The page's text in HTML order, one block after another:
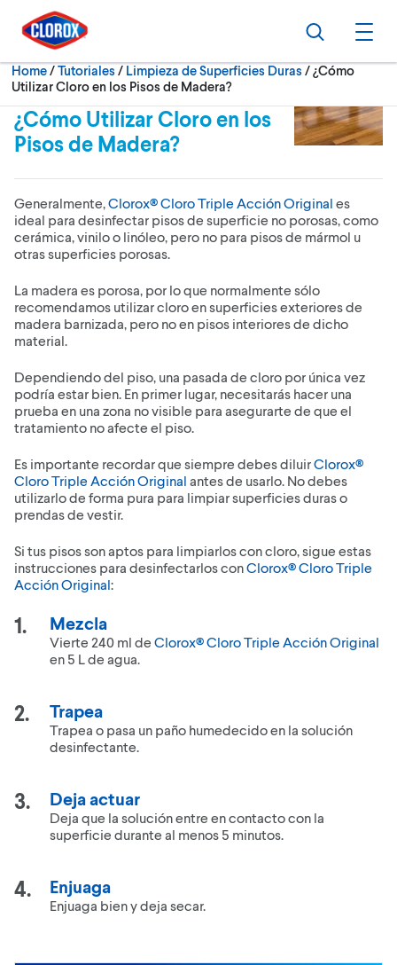
Skip to main navigation
Skip to content
Skip to footer
Search
Home/Tutoriales Limpieza de Superficies Duras Current:
¿Cómo
Utilizar Cloro en los Pisos de Madera?
¿Cómo Utilizar Cloro en los
Pisos de Madera?
Generalmente,Clorox® Cloro Triple Acción Original es
ideal para desinfectar pisos de superficie no porosas, como
cerámica, vinilo o linóleo, pero no para pisos de mármol u
otras superficies porosas.
La madera es porosa, por lo que normalmente sólo
recomendamos utilizar cloro en superficies exteriores de
madera barnizada, pero no en pisos interiores de dicho
material.
Dependiendo del piso, una pasada de cloro por única vez
podría estar bien. En primer lugar, necesitarás hacer una
prueba en una zona no visible para asegurarte de que el
tratamiento no afecte el piso.
Es importante recordar que siempre debes diluirClorox®
Cloro Triple Acción Original antes de usarlo. No debes
utilizarlo de forma pura para limpiar superficies duras o
prendas de vestir.
Si tus pisos son aptos para limpiarlos con cloro, sigue estas
instrucciones para desinfectarlos conClorox® Cloro Triple
Acción Original:
Mezcla
Vierte 240 ml de Clorox® Cloro Triple Acción Original
en 5 L de agua.
Trapea
Trapea o pasa un paño humedecido en la solución
desinfectante.
Deja actuar
Deja que la solución entre en contacto con la
superficie durante al menos 5 minutos.
Enjuaga
Enjuaga bien y deja secar.